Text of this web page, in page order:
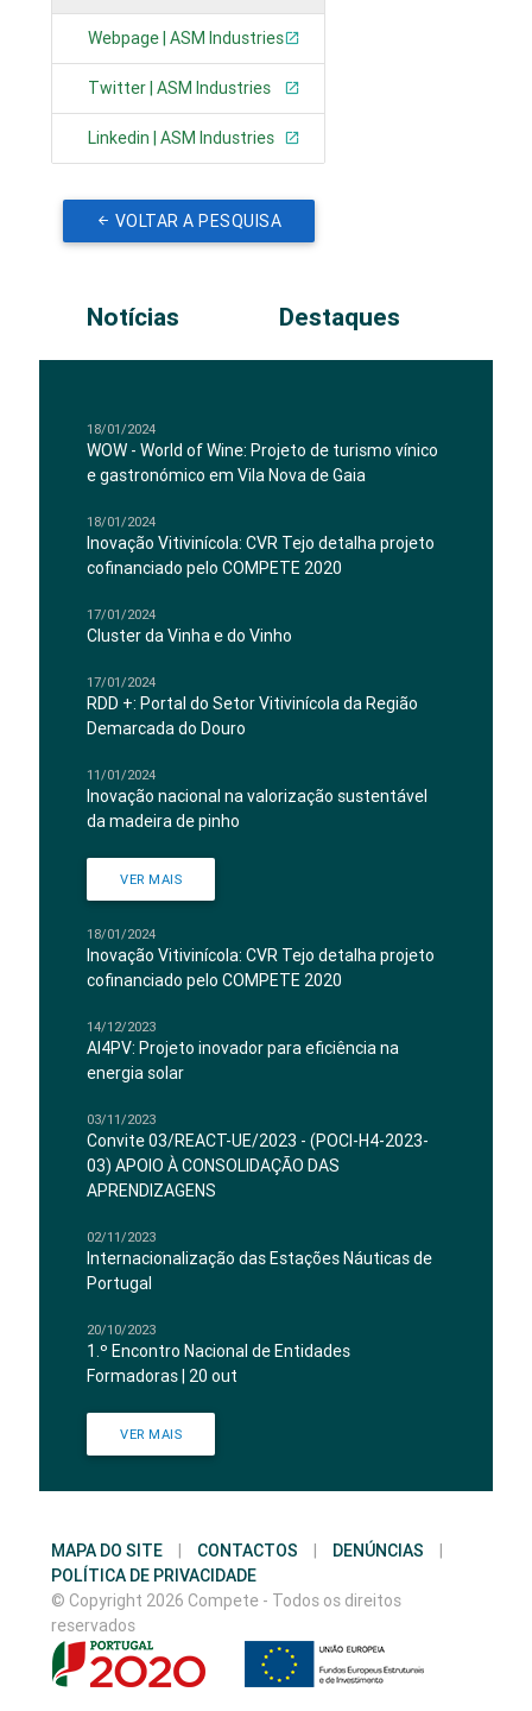
Webpage | ASM Industries
Twitter | ASM Industries
Linkedin | ASM Industries
VOLTAR A PESQUISA
Notícias Destaques
18/01/2024
WOW - World of Wine: Projeto de turismo vínico
e gastronómico em Vila Nova de Gaia
18/01/2024
Inovação Vitivinícola: CVR Tejo detalha projeto
cofinanciado pelo COMPETE 2020
17/01/2024
Cluster da Vinha e do Vinho
17/01/2024
RDD +: Portal do Setor Vitivinícola da Região
Demarcada do Douro
11/01/2024
Inovação nacional na valorização sustentável
da madeira de pinho
VER MAIS
18/01/2024
Inovação Vitivinícola: CVR Tejo detalha projeto
cofinanciado pelo COMPETE 2020
14/12/2023
AI4PV: Projeto inovador para eficiência na
energia solar
03/11/2023
Convite 03/REACT-UE/2023 - (POCI-H4-2023-
03) APOIO À CONSOLIDAÇÃO DAS
APRENDIZAGENS
02/11/2023
Internacionalização das Estações Náuticas de
Portugal
20/10/2023
1.º Encontro Nacional de Entidades
Formadoras | 20 out
VER MAIS
MAPA DO SITE | CONTACTOS | DENÚNCIAS
|
POLÍTICA DE PRIVACIDADE
© Copyright 2026 Compete - Todos os direitos
reservados